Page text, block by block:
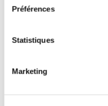
Préférences
Statistiques
Marketing